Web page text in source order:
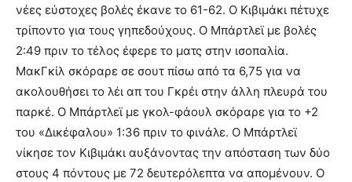
νέες εύστοχες βολές έκανε το 61-62. Ο Κιβιμάκι πέτυχε
τρίποντο για τους γηπεδούχους. Ο Μπάρτλεϊ με βολές
2:49 πριν το τέλος έφερε το ματς στην ισοπαλία.
ΜακΓκίλ σκόραρε σε σουτ πίσω από τα 6,75 για να
ακολουθήσει το λέι απ του Γκρέι στην άλλη πλευρά του
παρκέ. Ο Μπάρτλεϊ με γκολ-φάουλ σκόραρε για το +2
του «Δικέφαλου» 1:36 πριν το φινάλε. Ο Μπάρτλεϊ
νίκησε τον Κιβιμάκι αυξάνοντας την απόσταση των δύο
στους 4 πόντους με 72 δευτερόλεπτα να απομένουν. Ο